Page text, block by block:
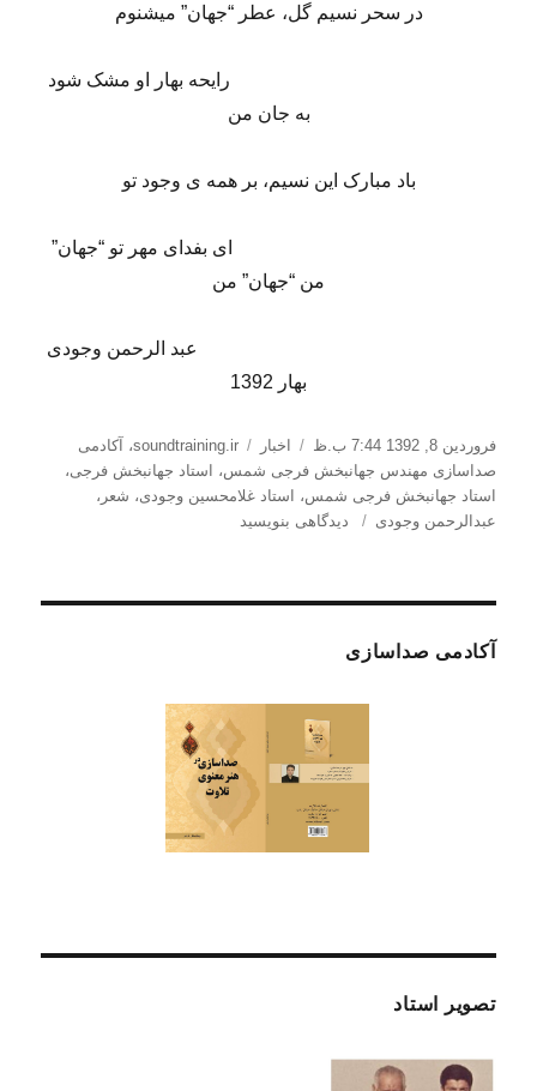
در سحر نسیم گل، عطر “جهان” میشنوم
رایحه بهار او مشک شود
به جان من
باد مبارک این نسیم، بر همه ی وجود تو
ای بفدای مهر تو “جهان”
من “جهان” من
عبد الرحمن وجودی
بهار 1392
ارسال
شده
در
فروردین 8, 1392 7:44 ب.ظ دسته‌ها
اخبار برچسب‌ها
soundtraining.ir، آکادمی
صداسازی مهندس جهانبخش فرجی شمس، استاد جهانبخش فرجی،
استاد جهانبخش فرجی شمس، استاد غلامحسین وجودی، شعر ،
عبدالرحمن وجودی
برای
وجودی؛
تبریک
دیدگاهی بنویسید
آکادمی صداسازی
تصویر استاد